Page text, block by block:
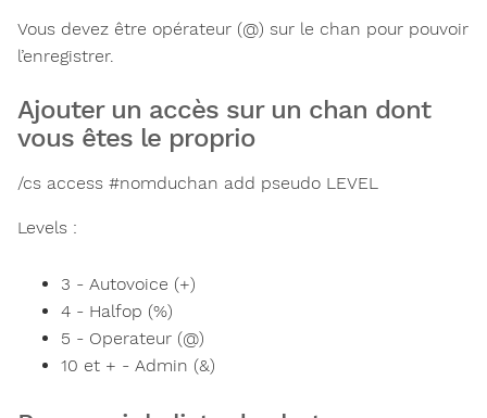
Vous devez être opérateur (@) sur le chan pour pouvoir
l’enregistrer.
Ajouter un accès sur un chan dont
vous êtes le proprio
/cs access #nomduchan add pseudo LEVEL
Levels :
3 - Autovoice (+)
4 - Halfop (%)
5 - Operateur (@)
10 et + - Admin (&)